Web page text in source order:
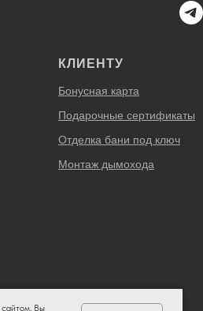
сайтом, Вы
КЛИЕНТУ
Бонусная карта
Подарочные сертификаты
Отделка бани под ключ
Монтаж дымохода